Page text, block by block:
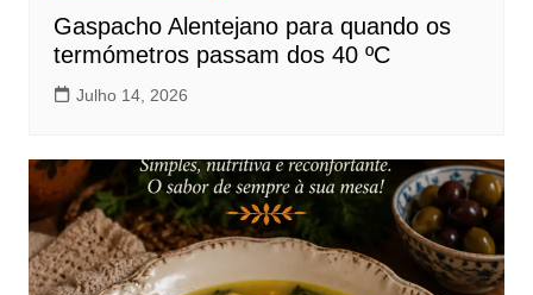
Gaspacho Alentejano para quando os
termómetros passam dos 40 ºC
Julho 14, 2026